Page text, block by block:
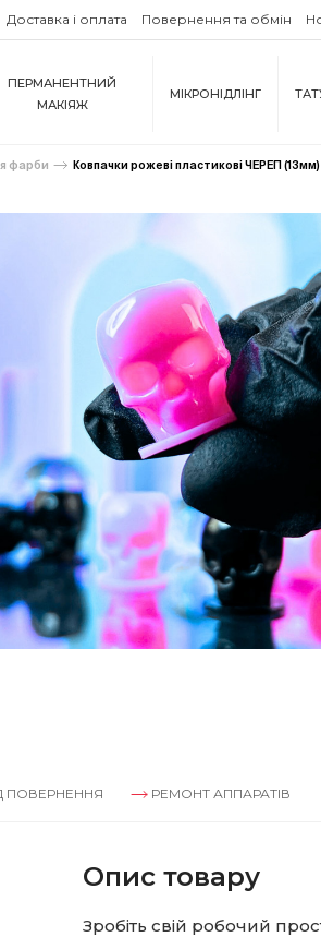
Доставка і оплата Повернення та обмін
ПЕРМАНЕНТНИЙ
МАКІЯЖ
МІКРОНІДЛІНГ
фарби Ковпачки рожеві пластикові ЧЕРЕП (13мм)
РЕМОНТ АППАРАТІВ 14-
Опис товару
Зробіть свій робочий